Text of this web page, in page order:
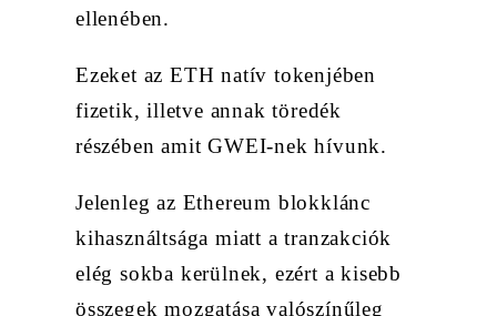
ellenében.
Ezeket az ETH natív tokenjében
fizetik, illetve annak töredék
részében amit GWEI-nek hívunk.
Jelenleg az Ethereum blokklánc
kihasználtsága miatt a tranzakciók
elég sokba kerülnek, ezért a kisebb
összegek mozgatása valószínűleg